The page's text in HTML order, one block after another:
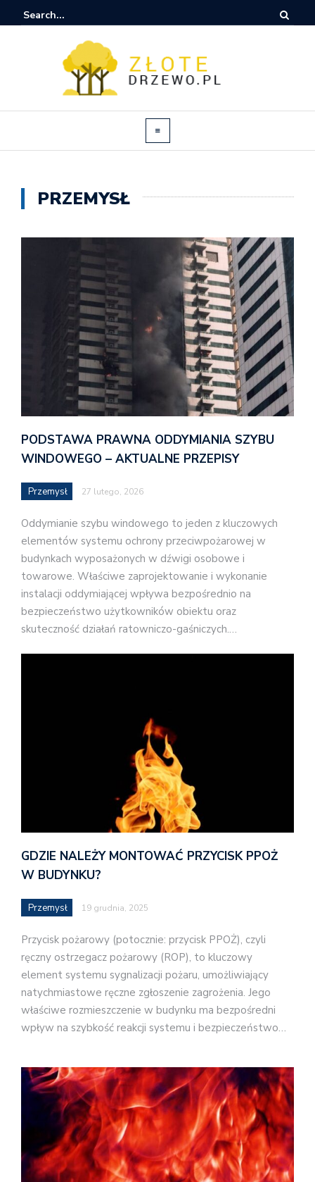
PRZEMYSŁ
PODSTAWA PRAWNA ODDYMIANIA SZYBU
WINDOWEGO – AKTUALNE PRZEPISY
Przemysł 27 lutego, 2026
Oddymianie szybu windowego to jeden z kluczowych
elementów systemu ochrony przeciwpożarowej w
budynkach wyposażonych w dźwigi osobowe i
towarowe. Właściwe zaprojektowanie i wykonanie
instalacji oddymiającej wpływa bezpośrednio na
bezpieczeństwo użytkowników obiektu oraz
skuteczność działań ratowniczo-gaśniczych.…
GDZIE NALEŻY MONTOWAĆ PRZYCISK PPOŻ
W BUDYNKU?
Przemysł 19 grudnia, 2025
Przycisk pożarowy (potocznie: przycisk PPOŻ), czyli
ręczny ostrzegacz pożarowy (ROP), to kluczowy
element systemu sygnalizacji pożaru, umożliwiający
natychmiastowe ręczne zgłoszenie zagrożenia. Jego
właściwe rozmieszczenie w budynku ma bezpośredni
wpływ na szybkość reakcji systemu i bezpieczeństwo…